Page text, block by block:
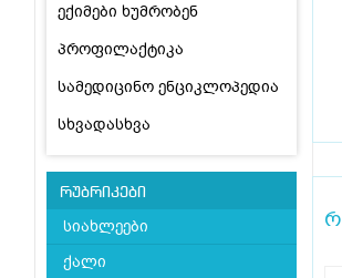
ექიმები ხუმრობენ
პროფილაქტიკა
სამედიცინო ენციკლოპედია
სხვადასხვა
რუბრიკები
სიახლეები
ქალი